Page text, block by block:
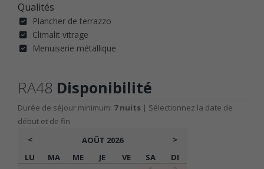
Qualités
Plancher de terrazzo
Climalit vitrage
Menuiserie métallique
RA48 Disponibilité
Durée de séjour minimum: 7 nuits | Sélectionnez la date de
début et de fin
<
AOÛT 2026
>
LU
MA ME JE VE SA DI